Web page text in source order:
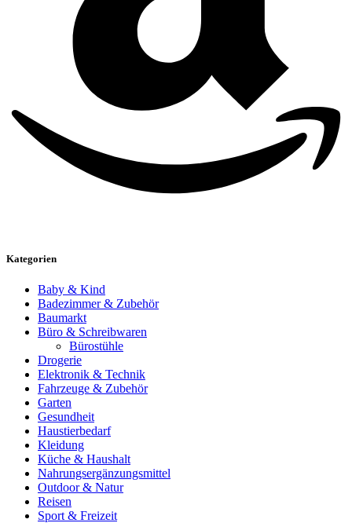
Kategorien
Baby & Kind
Badezimmer & Zubehör
Baumarkt
Büro & Schreibwaren
Bürostühle
Drogerie
Elektronik & Technik
Fahrzeuge & Zubehör
Garten
Gesundheit
Haustierbedarf
Kleidung
Küche & Haushalt
Nahrungsergänzungsmittel
Outdoor & Natur
Reisen
Sport & Freizeit